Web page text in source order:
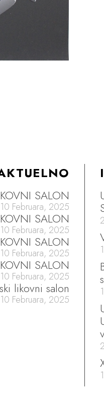
SALON
10 Februara, 2025
SALON
10 Februara, 2025
SALON
10 Februara, 2025
SALON
10 Februara, 2025
likovni salon
10 Februara, 2025